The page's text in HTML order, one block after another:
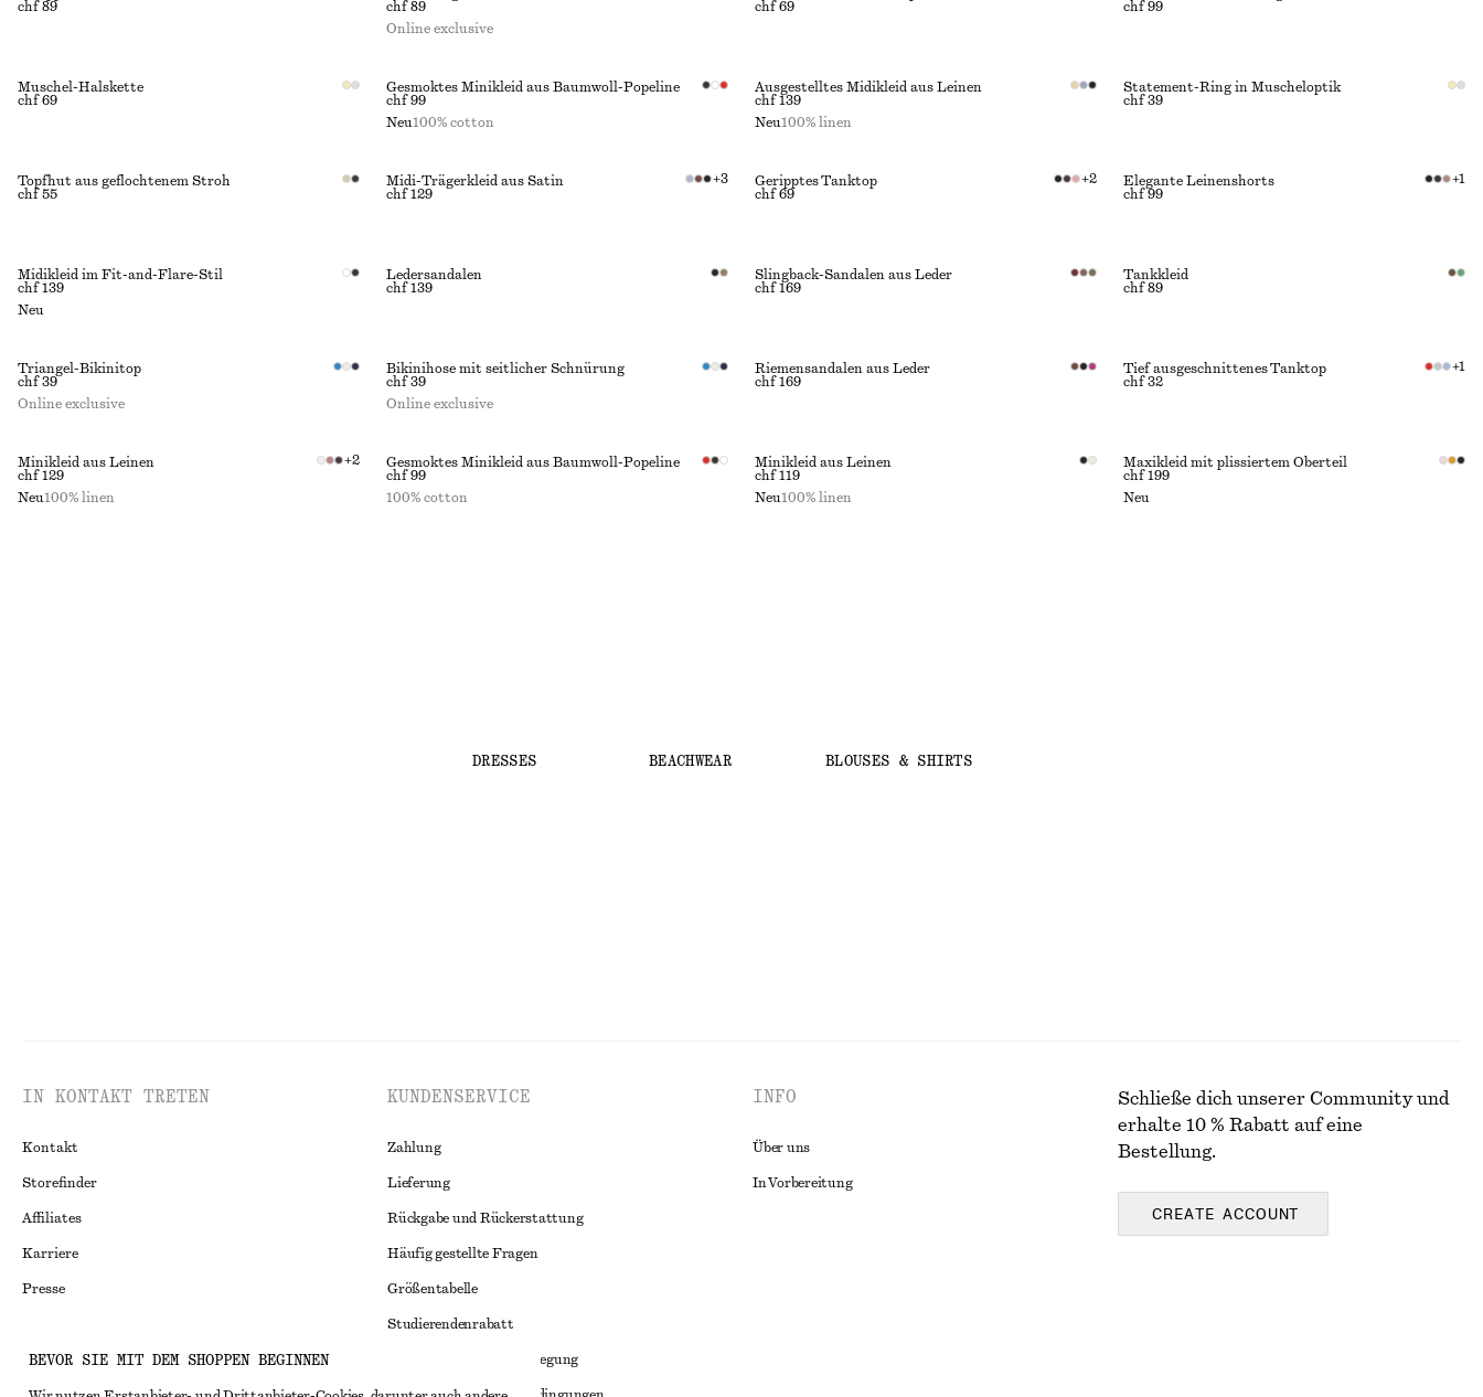
chf 89
chf 89
Online exclusive
chf 69
chf 99
Muschel-Halskette
chf 69
Gesmoktes Minikleid aus Baumwoll-Popeline
chf 99
Neu100% cotton
Ausgestelltes Midikleid aus Leinen
chf 139
Neu100% linen
Statement-Ring in Muscheloptik
chf 39
Topfhut aus geflochtenem Stroh
chf 55
Midi-Trägerkleid aus Satin
chf 129
+3
Geripptes Tanktop
chf 69
+2
Elegante Leinenshorts
chf 99
+1
Midikleid im Fit-and-Flare-Stil
chf 139
Neu
Ledersandalen
chf 139
Slingback-Sandalen aus Leder
chf 169
Tankkleid
chf 89
Triangel-Bikinitop
chf 39
Online exclusive
Bikinihose mit seitlicher Schnürung
chf 39
Online exclusive
Riemensandalen aus Leder
chf 169
Tief ausgeschnittenes Tanktop
chf 32
+1
Minikleid aus Leinen
chf 129
+2
Neu100% linen
Gesmoktes Minikleid aus Baumwoll-Popeline
chf 99
100% cotton
Minikleid aus Leinen
chf 119
Neu100% linen
Maxikleid mit plissiertem Oberteil
chf 199
Neu
DRESSES BEACHWEAR BLOUSES & SHIRTS
IN KONTAKT TRETEN
Kontakt
Storefinder
Affiliates
Karriere
Presse
Instagram
KUNDENSERVICE
Zahlung
Lieferung
Rückgabe und Rückerstattung
Häufig gestellte Fragen
Größentabelle
Studierendenrabatt
Alternative Konfliktbeilegung
INFO
Über uns
In Vorbereitung
Schließe dich unserer Community und
erhalte 10 % Rabatt auf eine
Bestellung.
CREATE ACCOUNT
BEVOR SIE MIT DEM SHOPPEN BEGINNEN